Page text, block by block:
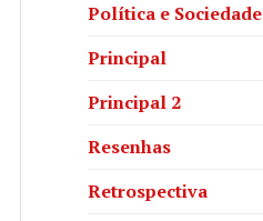
Política e Sociedade
Principal
Principal 2
Resenhas
Retrospectiva